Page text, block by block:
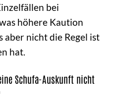
bei
höhere Kaution
aber nicht die Regel ist
hat.
Schufa-Auskunft nicht